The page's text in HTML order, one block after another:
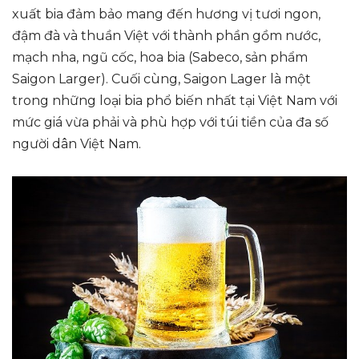
xuất bia đảm bảo mang đến hương vị tươi ngon,
đậm đà và thuần Việt với thành phần gồm nước,
mạch nha, ngũ cốc, hoa bia (Sabeco, sản phẩm
Saigon Larger). Cuối cùng, Saigon Lager là một
trong những loại bia phổ biến nhất tại Việt Nam với
mức giá vừa phải và phù hợp với túi tiền của đa số
người dân Việt Nam.